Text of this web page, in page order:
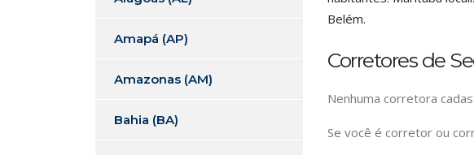
Belém.
Corretores de
Nenhuma corretora
Se você é corretor ou
Amapá (AP)
Amazonas (AM)
Bahia (BA)